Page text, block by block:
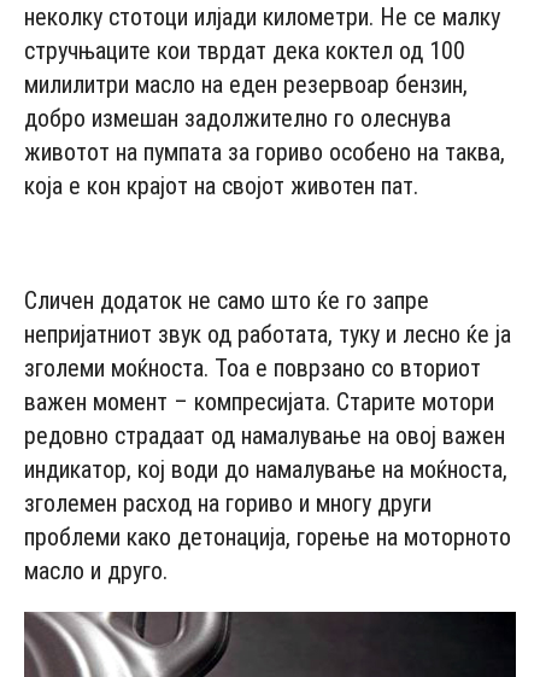
неколку стотоци илјади километри. Не се малку
стручњаците кои тврдат дека коктел од 100
милилитри масло на еден резервоар бензин,
добро измешан задолжително го олеснува
животот на пумпата за гориво особено на таква,
која е кон крајот на својот животен пат.
Сличен додаток не само што ќе го запре
непријатниот звук од работата, туку и лесно ќе ја
зголеми моќноста. Тоа е поврзано со вториот
важен момент – компресијата. Старите мотори
редовно страдаат од намалување на овој важен
индикатор, кој води до намалување на моќноста,
зголемен расход на гориво и многу други
проблеми како детонација, горење на моторното
масло и друго.